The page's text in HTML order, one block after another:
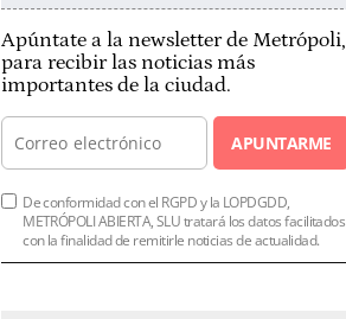
Apúntate a la newsletter de Metrópoli,
para recibir las noticias más
importantes de la ciudad.
APUNTARME
De conformidad con el RGPD y la LOPDGDD,
METRÓPOLI ABIERTA, SLU tratará los datos facilitados
con la finalidad de remitirle noticias de actualidad.